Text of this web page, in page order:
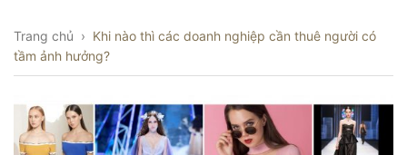
Trang chủ › Khi nào thì các doanh nghiệp cần thuê người có
tầm ảnh hưởng?